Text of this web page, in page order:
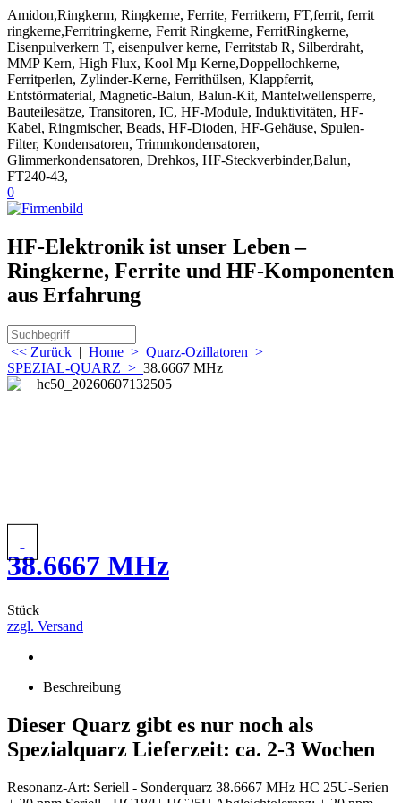
Amidon,Ringkerm, Ringkerne, Ferrite, Ferritkern, FT,ferrit, ferrit
ringkerne,Ferritringkerne, Ferrit Ringkerne, FerritRingkerne,
Eisenpulverkern T, eisenpulver kerne, Ferritstab R, Silberdraht,
MMP Kern, High Flux, Kool Mµ Kerne,Doppellochkerne,
Ferritperlen, Zylinder-Kerne, Ferrithülsen, Klappferrit,
Entstörmaterial, Magnetic-Balun, Balun-Kit, Mantelwellensperre,
Bauteilesätze, Transitoren, IC, HF-Module, Induktivitäten, HF-
Kabel, Ringmischer, Beads, HF-Dioden, HF-Gehäuse, Spulen-
Filter, Kondensatoren, Trimmkondensatoren,
Glimmerkondensatoren, Drehkos, HF-Steckverbinder,Balun,
FT240-43,
0
HF-Elektronik ist unser Leben –
Ringkerne, Ferrite und HF-Komponenten
aus Erfahrung
<< Zurück | Home > Quarz-Ozillatoren >
SPEZIAL-QUARZ > 38.6667 MHz
38.6667 MHz
Stück
zzgl. Versand
Beschreibung
Dieser Quarz gibt es nur noch als
Spezialquarz Lieferzeit: ca. 2-3 Wochen
Resonanz-Art: Seriell - Sonderquarz 38.6667 MHz HC 25U-Serien